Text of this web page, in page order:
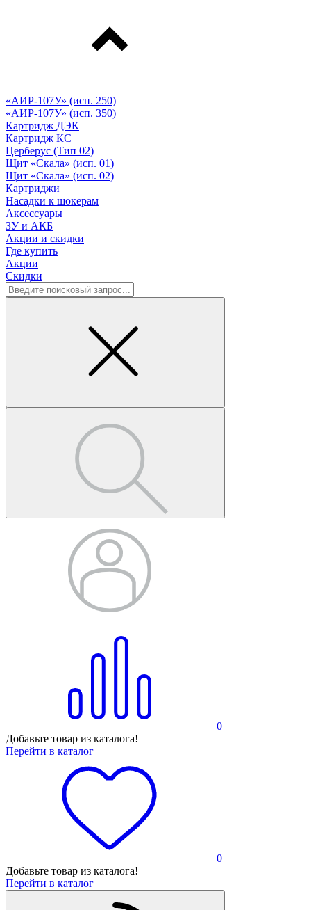
«АИР-107У» (исп. 250)
«АИР-107У» (исп. 350)
Картридж ДЭК
Картридж КС
Церберус (Тип 02)
Щит «Скала» (исп. 01)
Щит «Скала» (исп. 02)
Картриджи
Насадки к шокерам
Аксессуары
ЗУ и АКБ
Акции и скидки
Где купить
Акции
Скидки
0
Добавьте товар из каталога!
Перейти в каталог
0
Добавьте товар из каталога!
Перейти в каталог